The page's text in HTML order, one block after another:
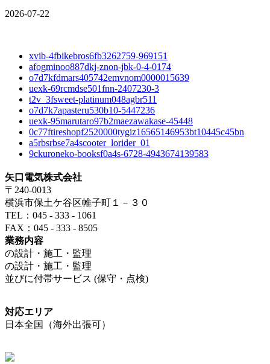
2026-07-22
xvib-4fbikebros6fb3262759-969151
afogminoo887dkj-znon-jbk-0-4-0174
o7d7kfdmars405742emvnom0000015639
uexk-69rcmdse501fnn-2407230-3
t2v_3fsweet-platinum048agbr511
o7d7k7apasteru530b10-5447236
uexk-95marutaro97b2maezawakase-45448
0c77ftireshopf2520000tygiz16565146953bt10445c45bn
a5rbsrbse7a4scooter_lorider_01
9ckuroneko-booksf0a4s-6728-4943674139583
矢口電気株式会社
〒240-0013
横浜市保土ケ谷区帷子町１－３０
TEL：045 - 333 - 1061
FAX：045 - 333 - 8505
業務内容
の設計・施工・監理
の設計・施工・監理
並びに付帯サービス (保守・点検)
対応エリア
日本全国（海外出張可）